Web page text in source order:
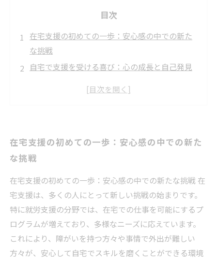
目次
在宅支援の初めての一歩：安心感の中での新た
な挑戦
自宅で支援を受ける喜び：心の成長と自己発見
サポートがもたらす変化：安心感が生む自信
在宅支援で得たもの：心の安心と共に歩む未来
在宅支援の初めての一歩：安心感の中での新た
な挑戦
在宅支援の初めての一歩：安心感の中での新たな挑戦 在
宅支援は、多くの人にとって新しい挑戦の始まりです。
特に就労支援の分野では、在宅での仕事を可能にするプ
ログラムが増えており、多様なニーズに応えています。
これにより、障がいを持つ方々や事情で外出が難しい
方々が、安心して自宅でスキルを磨くことができる環境